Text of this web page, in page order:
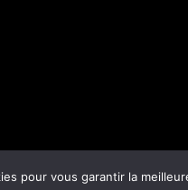
- Site ByFire'Technologie
pour vous garantir la